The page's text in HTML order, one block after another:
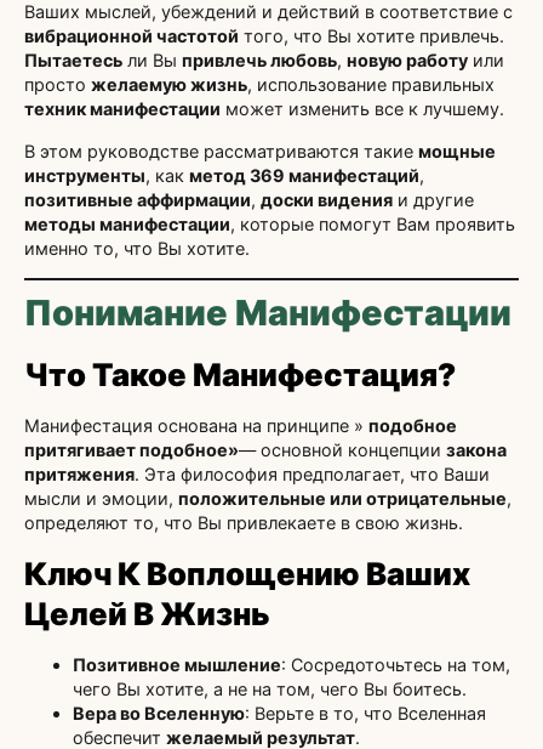
Ваших мыслей, убеждений и действий в соответствие с
вибрационной частотой того, что Вы хотите привлечь.
Пытаетесь ли Вы привлечь любовь, новую работу или
просто желаемую жизнь, использование правильных
техник манифестации может изменить все к лучшему.
В этом руководстве рассматриваются такие мощные
инструменты, как метод 369 манифестаций,
позитивные аффирмации, доски видения и другие
методы манифестации, которые помогут Вам проявить
именно то, что Вы хотите.
Понимание Манифестации
Что Такое Манифестация?
Манифестация основана на принципе » подобное
притягивает подобное»— основной концепции закона
притяжения. Эта философия предполагает, что Ваши
мысли и эмоции, положительные или отрицательные,
определяют то, что Вы привлекаете в свою жизнь.
Ключ К Воплощению Ваших
Целей В Жизнь
Позитивное мышление: Сосредоточьтесь на том,
чего Вы хотите, а не на том, чего Вы боитесь.
Вера во Вселенную: Верьте в то, что Вселенная
обеспечит желаемый результат.